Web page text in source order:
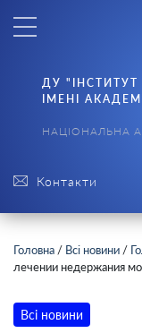
Контакти
ДУ "ІНСТИТУТ
ІМЕНІ
НАЦІОНАЛЬНА
Головна / Всі новини /
лечении недержания
Всі новини